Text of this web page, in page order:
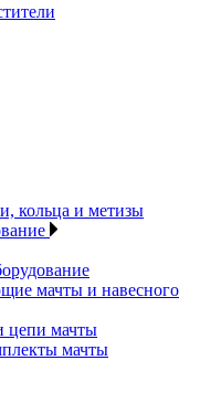
кольца и метизы
мачты и навесного
цепи мачты
мачты